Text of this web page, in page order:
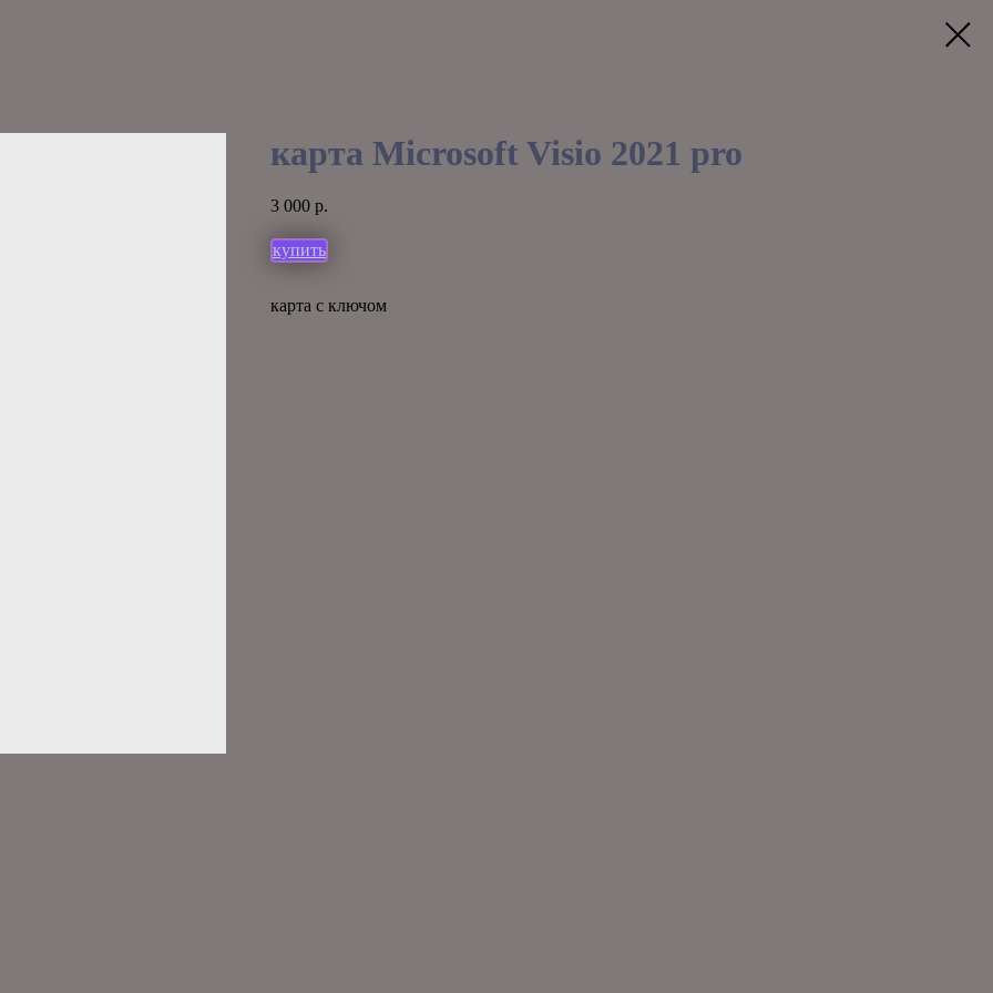
карта Microsoft Visio 2021 pro
3 000 р.
купить
карта с ключом